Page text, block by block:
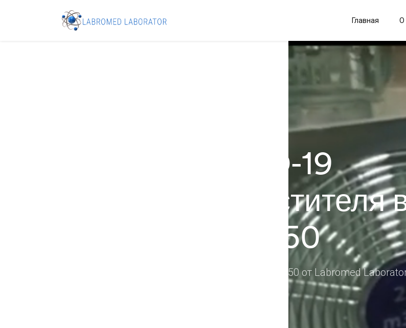
Главная О
Борьба с COVID-19
с помощью очистителя
лампой UVAC 250
Ультрафиолетовый очиститель воздуха UVAC 250 от Labromed